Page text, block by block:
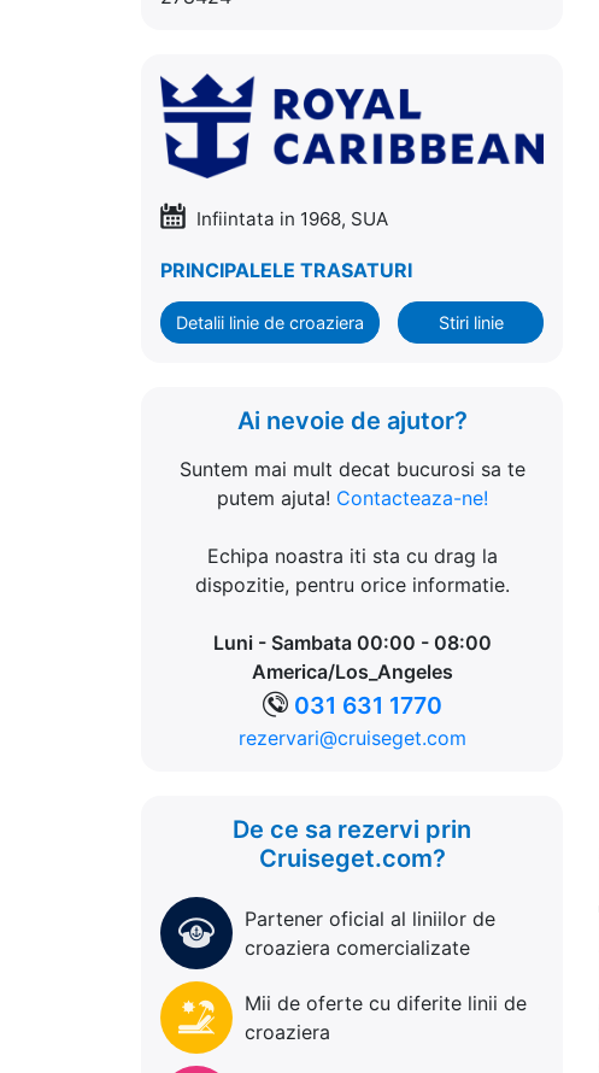
Infiintata in 1968, SUA
PRINCIPALELE TRASATURI
Detalii linie de croaziera Stiri linie
Ai nevoie de ajutor?
Suntem mai mult decat bucurosi sa te
putem ajuta! Contacteaza-ne!
Echipa noastra iti sta cu drag la
dispozitie, pentru orice informatie.
Luni - Sambata 00:00 - 08:00
America/Los_Angeles
031 631 1770
rezervari@cruiseget.com
De ce sa rezervi prin
Cruiseget.com?
Partener oficial al liniilor de
croaziera comercializate
Mii de oferte cu diferite linii de
croaziera